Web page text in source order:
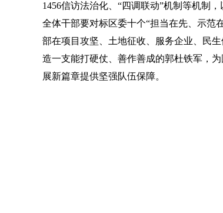
1456信访法治化、“四调联动”机制等机制
全体干部要对标区委十个“担当在先、示范
部在项目攻坚、土地征收、服务企业、民
造一支能打硬仗、善作善成的郭杜铁军，
展新篇章提供坚强队伍保障。